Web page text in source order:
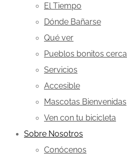
El Tiempo
Dónde Bañarse
Qué ver
Pueblos bonitos cerca
Servicios
Accesible
Mascotas Bienvenidas
Ven con tu bicicleta
Sobre Nosotros
Conócenos